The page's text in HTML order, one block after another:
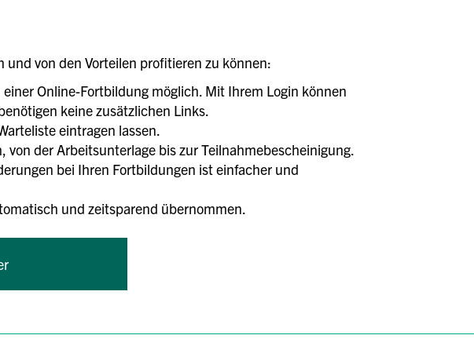
und von den Vorteilen profitieren zu können:
Online-Fortbildung möglich. Mit Ihrem Login können
keine zusätzlichen Links.
eintragen lassen.
der Arbeitsunterlage bis zur Teilnahmebescheinigung.
bei Ihren Fortbildungen ist einfacher und
und zeitsparend übernommen.